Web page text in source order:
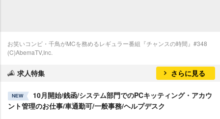
お笑いコンビ・千鳥がMCを務めるレギュラー番組『チャンスの時間』#348
(C)AbemaTV,Inc.
求人特集 さらに見る
NEW
10月開始/銭函/システム部門でのPCキッティング・アカウ
ント管理のお仕事/車通勤可/一般事務/ヘルプデスク